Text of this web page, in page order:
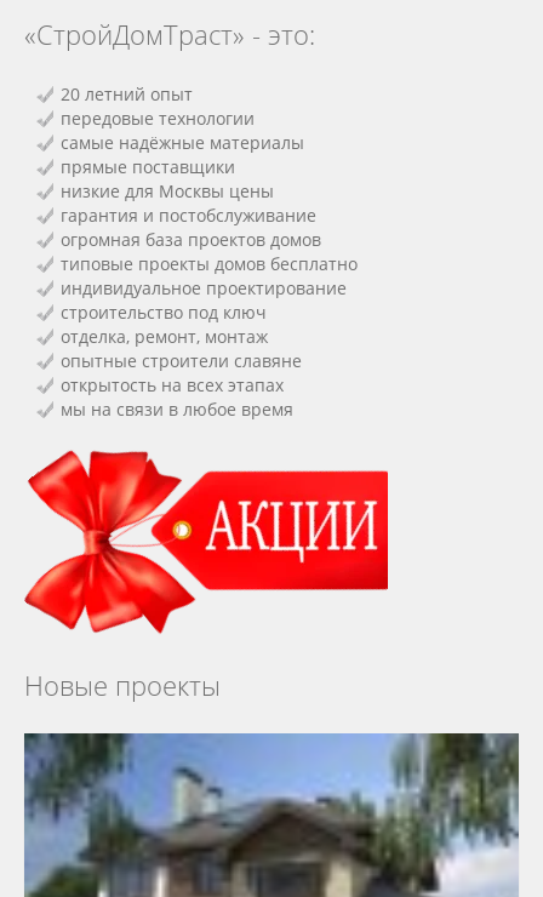
«СтройДомТраст» - это:
20 летний опыт
передовые технологии
самые надёжные материалы
прямые поставщики
низкие для Москвы цены
гарантия и постобслуживание
огромная база проектов домов
типовые проекты домов бесплатно
индивидуальное проектирование
строительство под ключ
отделка, ремонт, монтаж
опытные строители славяне
открытость на всех этапах
мы на связи в любое время
Новые проекты